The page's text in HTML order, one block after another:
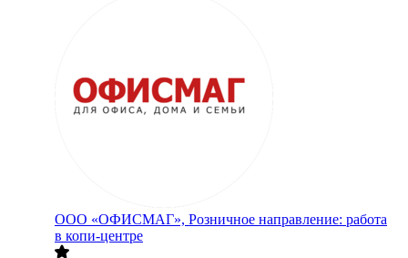
ООО «ОФИСМАГ», Розничное направление: работа
в копи-центре